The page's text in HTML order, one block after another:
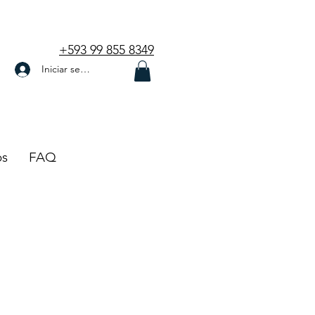
+593 99 855 8349
Iniciar sesión
FAQ